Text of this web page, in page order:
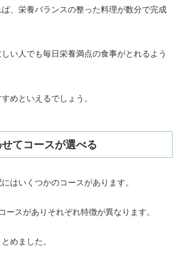
、栄養バランスの整った料理が数分で完成
い人でも毎日栄養満点の食事がとれるよう
めといえるでしょう。
てコースが選べる
はいくつかのコースがあります。
ースがありそれぞれ特徴が異なります。
めました。